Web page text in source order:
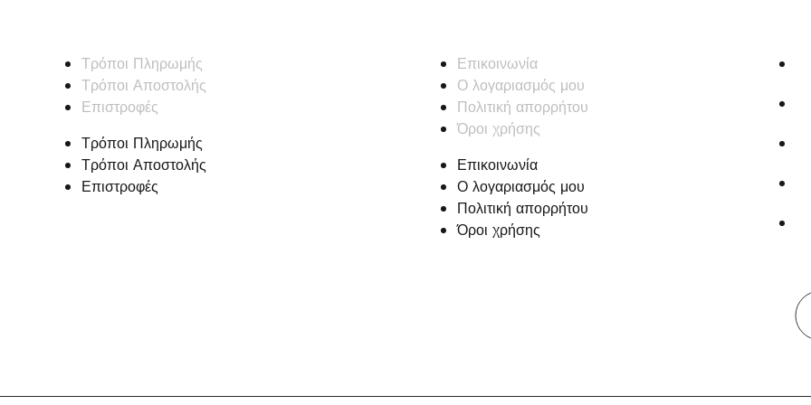
Τρόποι Πληρωμής
Τρόποι Αποστολής
Επιστροφές
Τρόποι Πληρωμής
Τρόποι Αποστολής
Επιστροφές
Επικοινωνία
Ο λογαριασμός μου
Πολιτική απορρήτου
Όροι χρήσης
Επικοινωνία
Ο λογαριασμός μου
Πολιτική απορρήτου
Όροι χρήσης